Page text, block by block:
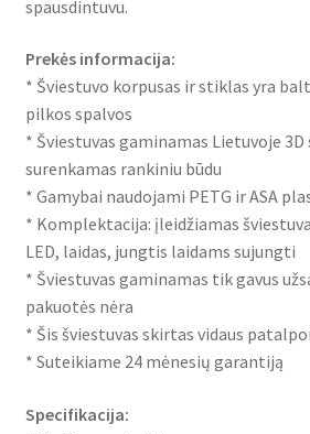
spausdintuvu.
Prekės informacija:
* Šviestuvo korpusas ir stiklas yra
pilkos spalvos
* Šviestuvas gaminamas Lietuvoje
surenkamas rankiniu būdu
* Gamybai naudojami PETG ir ASA
* Komplektacija: įleidžiamas
LED, laidas, jungtis laidams sujungti
* Šviestuvas gaminamas tik gavus
pakuotės nėra
* Šis šviestuvas skirtas vidaus
* Suteikiame 24 mėnesių garantiją
Specifikacija: